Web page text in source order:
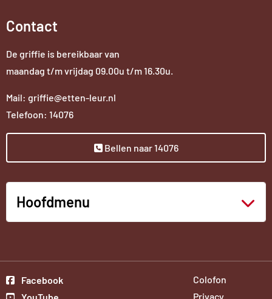
Contact
De griffie is bereikbaar van
maandag t/m vrijdag 09.00u t/m 16.30u.
Mail: griffie@etten-leur.nl
Telefoon: 14076
Bellen naar 14076
Hoofdmenu
FacebookGa
YouTube
Colofon
Privacy